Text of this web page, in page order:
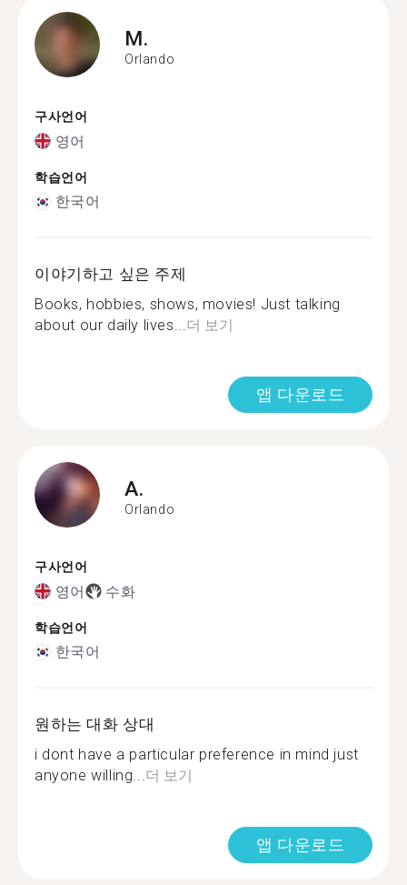
M.
Orlando
구사언어
영어
학습언어
한국어
이야기하고 싶은 주제
Books, hobbies, shows, movies! Just talking
about our daily lives...더 보기
앱 다운로드
A.
Orlando
구사언어
영어 수화
학습언어
한국어
원하는 대화 상대
i dont have a particular preference in mind just
anyone willing...더 보기
앱 다운로드